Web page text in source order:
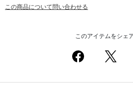
この商品について問い合わせる
このアイテムをシェ